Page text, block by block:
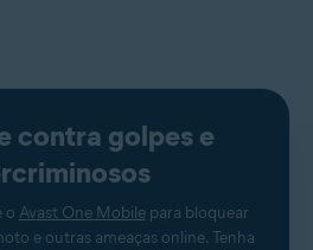
contra golpes e
o Avast One Mobilepara bloquear
e outras ameaças online. Tenha